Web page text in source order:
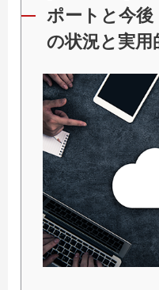
ポートと今
の状況と実用